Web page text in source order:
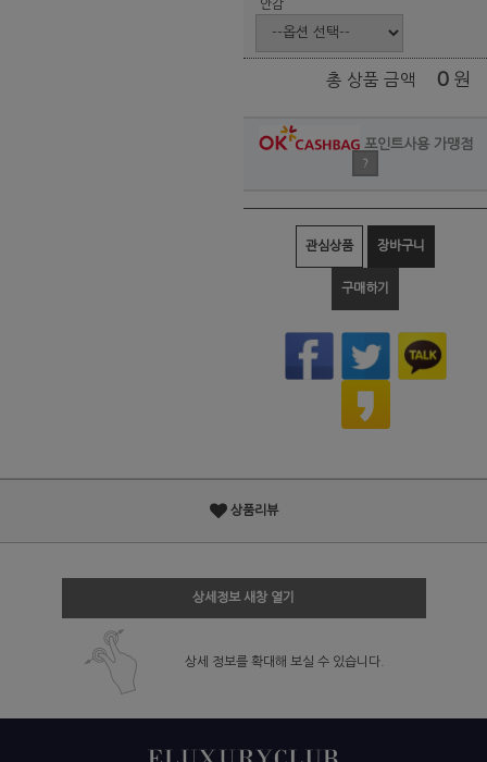
안감
총 상품 금액 0 원
포인트사용 가맹점
?
관심상품 장바구니
구매하기
상품리뷰
상세정보 새창 열기
상세 정보를 확대해 보실 수 있습니다.